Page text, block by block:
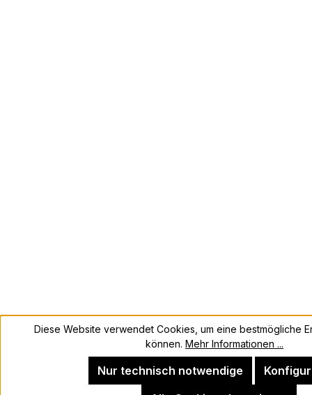
Diese Website verwendet Cookies, um eine bestmögliche
können. Mehr Informationen ...
Nur technisch notwendige